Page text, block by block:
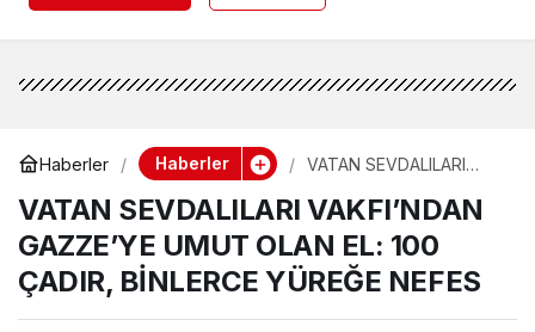
Haberler Haberler
VATAN SEVDALILARI
UMUT OLAN EL: 100
ÇADIR, BİNLERCE
YÜREĞE NEFES
VATAN SEVDALILARI VAKFI’NDAN
GAZZE’YE UMUT OLAN EL: 100
ÇADIR, BİNLERCE YÜREĞE NEFES